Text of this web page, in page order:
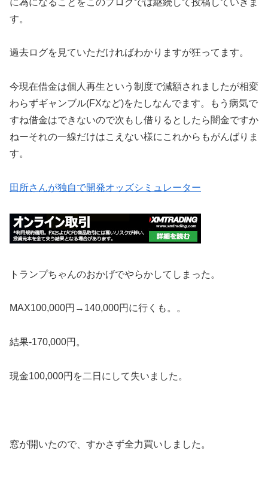
す。
過去ログを見ていただければわかりますが狂ってます。
今現在借金は個人再生という制度で減額されましたが相変
わらずギャンブル(FXなど)をたしなんでます。もう病気で
すね借金はできないので次もし借りるとしたら闇金ですか
ねーそれの一線だけはこえない様にこれからもがんばりま
す。
田所さんが独自で開発オッズシミュレーター
トランプちゃんのおかげでやらかしてしまった。
MAX100,000円→140,000円に行くも。。
結果-170,000円。
現金100,000円を二日にして失いました。
窓が開いたので、すかさず全力買いしました。